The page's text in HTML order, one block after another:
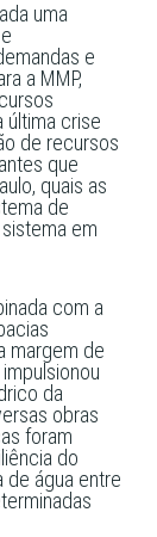
uma
e
a MMP,
última crise
de recursos
que
quais as
de
em
com a
margem de
da
obras
foram
do
de água entre